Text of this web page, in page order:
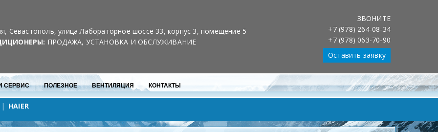
Севастополь, улица Лабораторное шоссе 33, корпус 3, помещение 5
ПРОДАЖА, УСТАНОВКА И ОБСЛУЖИВАНИЕ
ЗВОНИТЕ
+7 (978) 264-08-34
+7 (978) 063-70-90
Оставить заявку
СЕРВИС ПОЛЕЗНОЕ ВЕНТИЛЯЦИЯ КОНТАКТЫ
10% на каждый 3-й кондиционер
Обслуживание клиентов 24/7
Установка, обслуживание, ремонт
HAIER